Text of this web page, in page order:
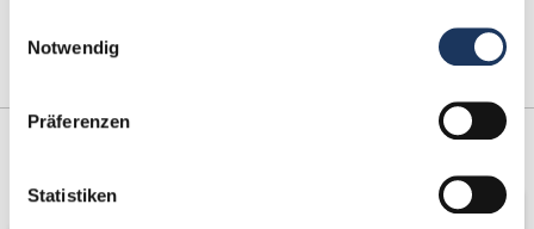
Notwendig
Präferenzen
StatistikenPartner
Netzwerk-Partner